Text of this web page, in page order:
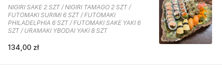
NIGIRI SAKE 2 SZT / NIGIRI TAMAGO 2 SZT /
FUTOMAKI SURIMI 6 SZT / FUTOMAKI
PHILADELPHIA 6 SZT / FUTOMAKI SAKE YAKI 6
SZT / URAMAKI YBODAI YAKI 8 SZT
134,00 zł